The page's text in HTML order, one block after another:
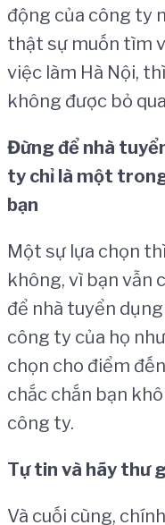
động của công ty
thật sự muốn tìm
việc làm Hà Nội,
không được bỏ
Đừng để nhà
ty chỉ là một
bạn
Một sự lựa chọn
không, vì bạn vẫn
để nhà tuyển
công ty của họ
chọn cho điểm
chắc chắn bạn
công ty.
Tự tin và hãy thư
Và cuối cùng,